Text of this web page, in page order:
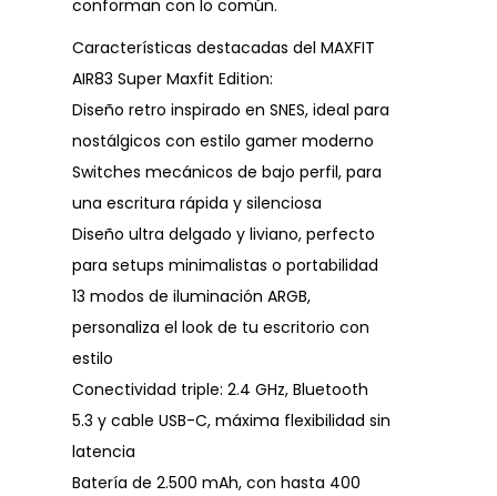
conforman con lo común.
Características destacadas del MAXFIT
AIR83 Super Maxfit Edition:
Diseño retro inspirado en SNES, ideal para
nostálgicos con estilo gamer moderno
Switches mecánicos de bajo perfil, para
una escritura rápida y silenciosa
Diseño ultra delgado y liviano, perfecto
para setups minimalistas o portabilidad
13 modos de iluminación ARGB,
personaliza el look de tu escritorio con
estilo
Conectividad triple: 2.4 GHz, Bluetooth
5.3 y cable USB-C, máxima flexibilidad sin
latencia
Batería de 2.500 mAh, con hasta 400